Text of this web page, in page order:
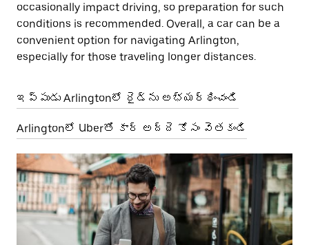
occasionally impact driving, so preparation for such
conditions is recommended. Overall, a car can be a
convenient option for navigating Arlington,
especially for those traveling longer distances.
ఇప్పుడు Arlingtonలో రైడ్‌ను అభ్యర్థించండి
Arlingtonలో Uberతో కార్ అద్దె కోసం వెతకండి